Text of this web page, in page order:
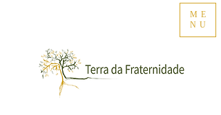
ME
NU